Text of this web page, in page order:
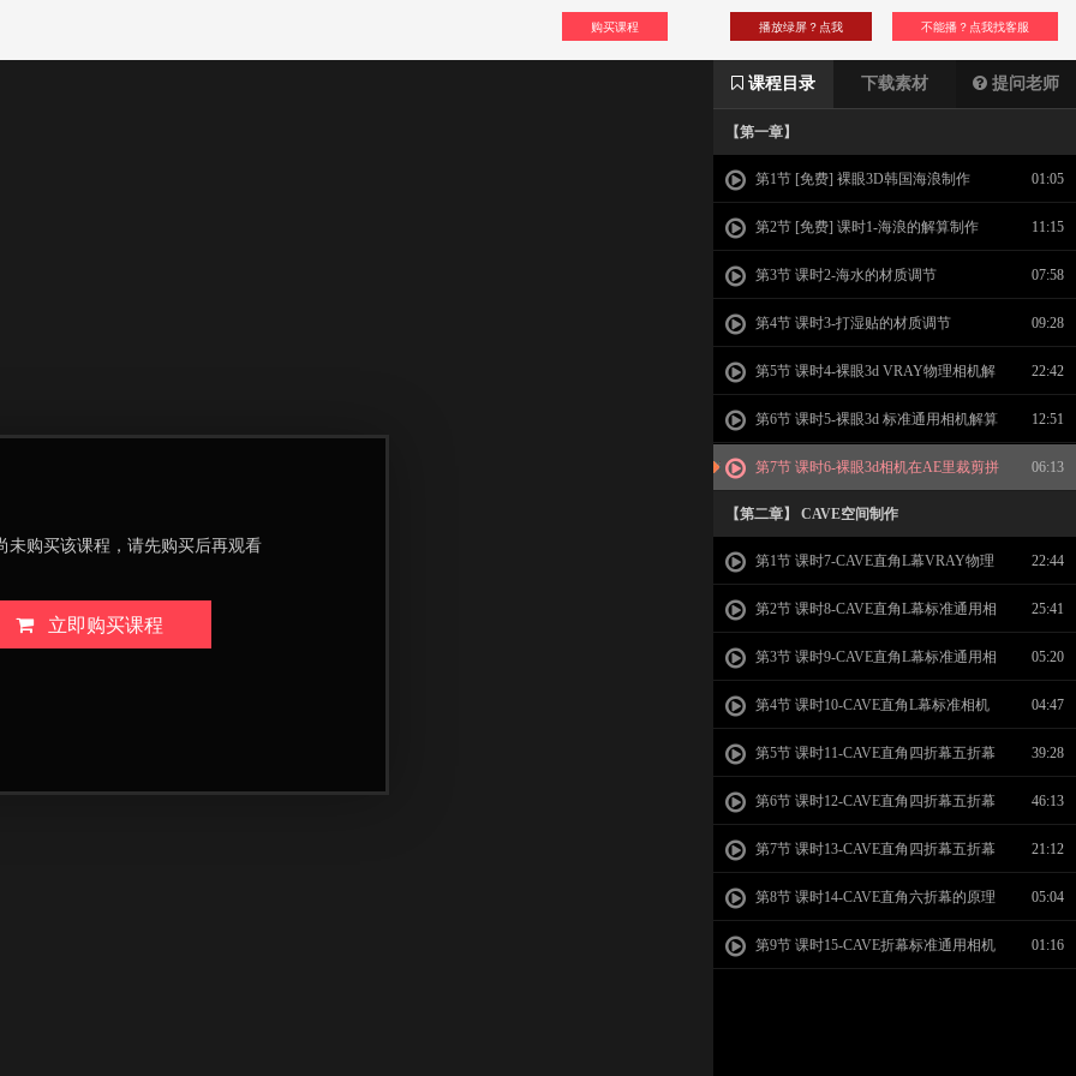
购买课程 不能播？点我找客服
播放绿屏？点我
课程目录 下载素材 提问老师
【第一章】
第1节 [免费] 裸眼3D韩国海浪制作 01:05
第2节 [免费] 课时1-海浪的解算制作 11:15
第3节 课时2-海水的材质调节 07:58
第4节 课时3-打湿贴的材质调节 09:28
第5节 课时4-裸眼3d VRAY物理相机解
算方法
22:42
第6节 课时5-裸眼3d 标准通用相机解算
方法
12:51
第7节 课时6-裸眼3d相机在AE里裁剪拼
接测试
06:13
【第二章】 CAVE空间制作
第1节 课时7-CAVE直角L幕VRAY物理
相机解算方法
22:44
第2节 课时8-CAVE直角L幕标准通用相
机解算方法
25:41
第3节 课时9-CAVE直角L幕标准通用相
机解算方法2
05:20
第4节 课时10-CAVE直角L幕标准相机
解算在AE里裁切拼接测试
04:47
第5节 课时11-CAVE直角四折幕五折幕
VRAY物理相机解算方法
39:28
第6节 课时12-CAVE直角四折幕五折幕
编标准通用相机解算方法
46:13
第7节 课时13-CAVE直角四折幕五折幕
在AE里裁剪拼接测试
21:12
第8节 课时14-CAVE直角六折幕的原理 05:04
第9节 课时15-CAVE折幕标准通用相机 01:16
未购买该课程，请先购买后再观看
立即购买课程